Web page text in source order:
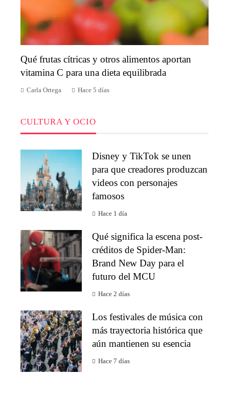
Qué frutas cítricas y otros alimentos aportan
vitamina C para una dieta equilibrada
Carla Ortega Hace 5 días
CULTURA Y OCIO
Disney y TikTok se unen
para que creadores produzcan
videos con personajes
famosos
Hace 1 día
Qué significa la escena post-
créditos de Spider-Man:
Brand New Day para el
futuro del MCU
Hace 2 días
Los festivales de música con
más trayectoria histórica que
aún mantienen su esencia
Hace 7 días